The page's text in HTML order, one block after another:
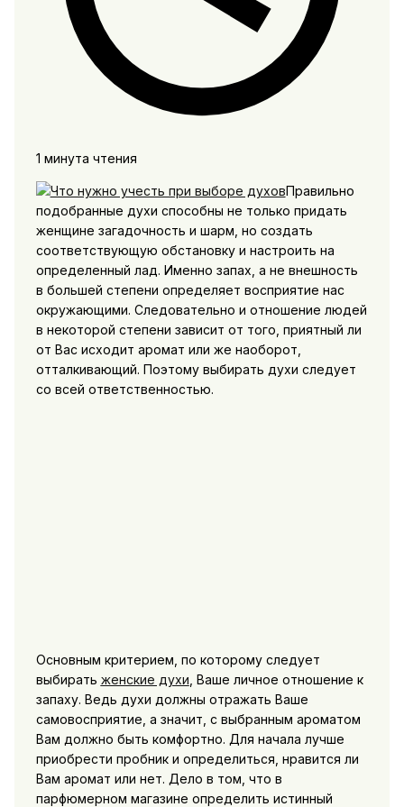
1 минута чтения
Правильно
подобранные духи способны не только придать
женщине загадочность и шарм, но создать
соответствующую обстановку и настроить на
определенный лад. Именно запах, а не внешность
в большей степени определяет восприятие нас
окружающими. Следовательно и отношение людей
в некоторой степени зависит от того, приятный ли
от Вас исходит аромат или же наоборот,
отталкивающий. Поэтому выбирать духи следует
со всей ответственностью.
Основным критерием, по которому следует
выбирать женские духи , Ваше личное отношение к
запаху. Ведь духи должны отражать Ваше
самовосприятие, а значит, с выбранным ароматом
Вам должно быть комфортно. Для начала лучше
приобрести пробник и определиться, нравится ли
Вам аромат или нет. Дело в том, что в
парфюмерном магазине определить истинный